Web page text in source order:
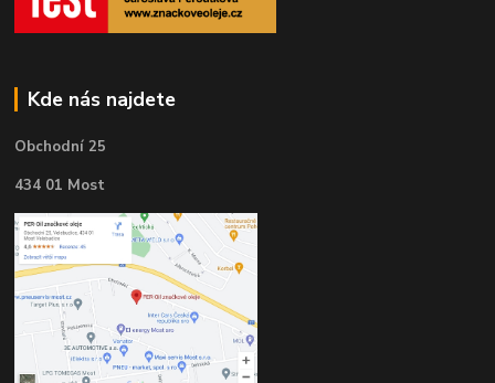
Kde nás najdete
Obchodní 25
434 01 Most